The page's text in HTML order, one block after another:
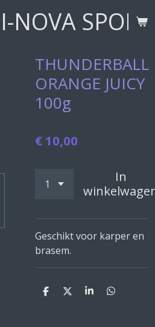
NOVA
THUNDERBALL
ORANGE JUICY
100g
€ 10,00
In
Geschikt voor karper en
brasem.
D
D
S
D